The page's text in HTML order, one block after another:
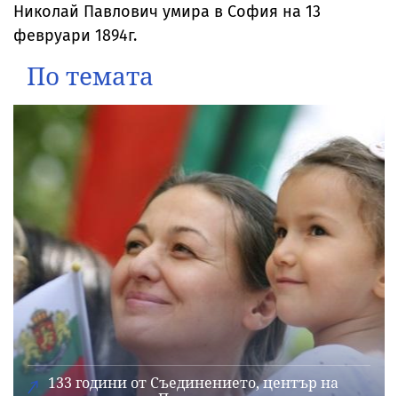
Николай Павлович умира в София на 13
февруари 1894г.
По темата
133 години от Съединението, център на